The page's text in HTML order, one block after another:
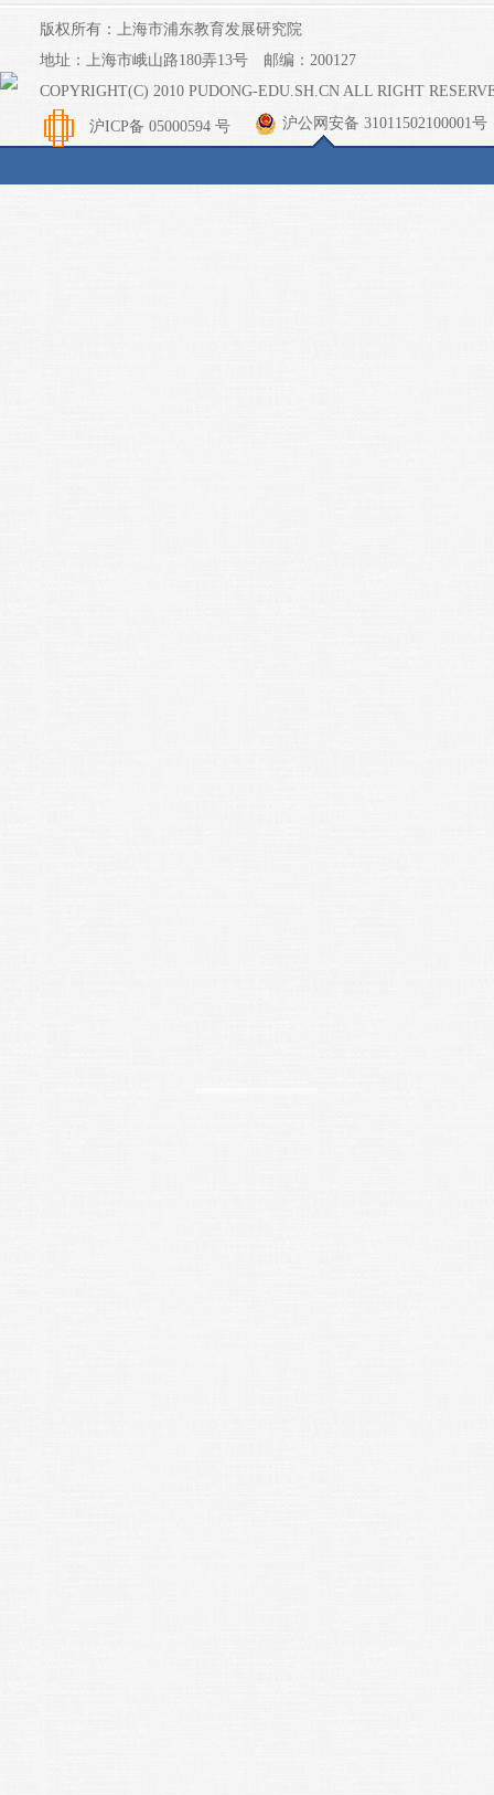
版权所有：上海市浦东教育发展研究院
地址：上海市峨山路180弄13号 邮编：200127
COPYRIGHT(C) 2010 PUDONG-EDU.SH.CN ALL RIGHT
沪ICP备 05000594 号 沪公网安备 31011502100001号